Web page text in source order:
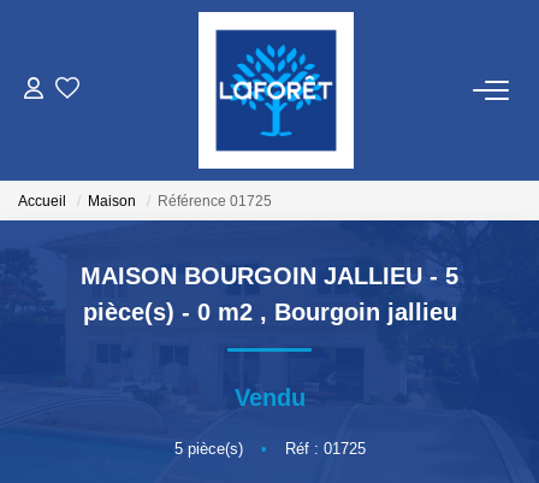
LOCATIONS
GESTION
NOS AGENCES
Accueil Maison Référence 01725
MAISON BOURGOIN JALLIEU - 5
pièce(s) - 0 m2 , Bourgoin jallieu
Vendu
5pièce(s) • Réf : 01725